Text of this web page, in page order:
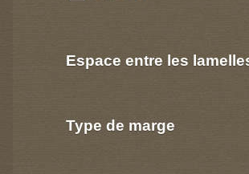
Espace entre les
Type de marge